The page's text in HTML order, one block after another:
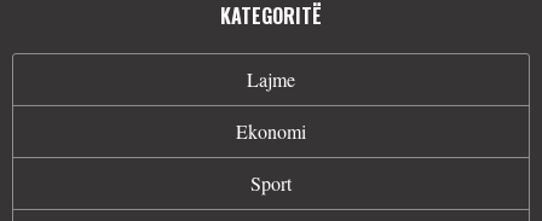
KATEGORITË
Lajme
Ekonomi
Sport